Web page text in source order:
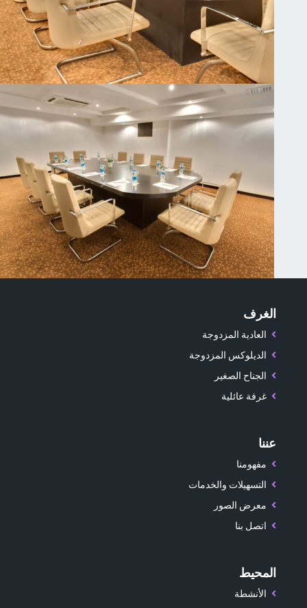
الغرف
العادية المزدوجة
الديلوكس المزدوجة
الجناح الصغير
غرفة عائلية
عننا
مفهومنا
التسهيلات والخدمات
معرض الصور
اتصل بنا
المحيط
الأنشطة